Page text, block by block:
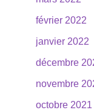
février 2022
janvier 2022
décembre
novembre
octobre 2021